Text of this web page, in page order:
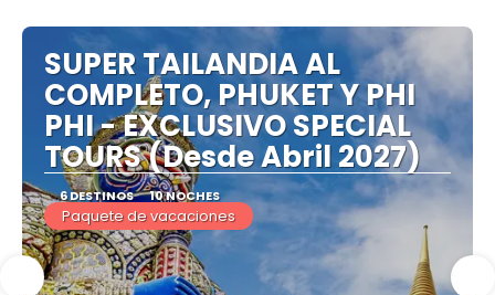
SUPER TAILANDIA AL
COMPLETO, PHUKET Y PHI
PHI - EXCLUSIVO SPECIAL
TOURS (Desde Abril 2027)
6 DESTINOS 10 NOCHES
Paquete de vacaciones